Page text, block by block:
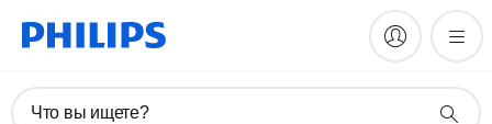
Что вы ищете?